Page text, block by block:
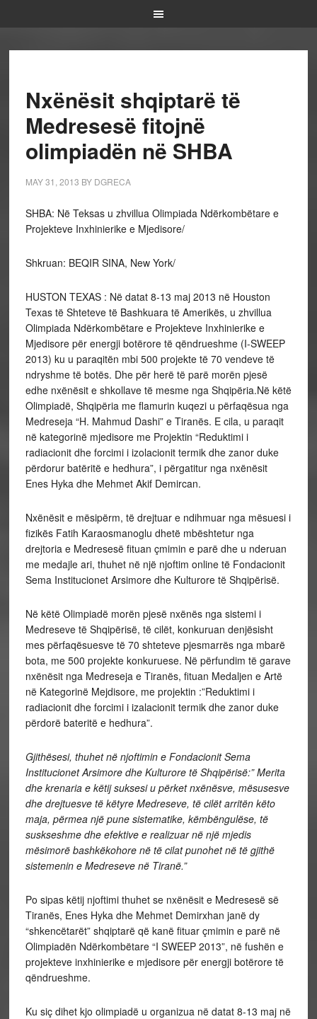
Nxënësit shqiptarë të
Medresesë fitojnë
olimpiadën në SHBA
MAY 31, 2013 BY DGRECA
SHBA: Në Teksas u zhvillua Olimpiada Ndërkombëtare e
Projekteve Inxhinierike e Mjedisore/
Shkruan: BEQIR SINA, New York/
HUSTON TEXAS : Në datat 8-13 maj 2013 në Houston
Texas të Shteteve të Bashkuara të Amerikës, u zhvillua
Olimpiada Ndërkombëtare e Projekteve Inxhinierike e
Mjedisore për energji botërore të qëndrueshme (I-SWEEP
2013) ku u paraqitën mbi 500 projekte të 70 vendeve të
ndryshme të botës. Dhe për herë të parë morën pjesë
edhe nxënësit e shkollave të mesme nga Shqipëria.Në këtë
Olimpiadë, Shqipëria me flamurin kuqezi u përfaqësua nga
Medreseja “H. Mahmud Dashi” e Tiranës. E cila, u paraqit
në kategorinë mjedisore me Projektin “Reduktimi i
radiacionit dhe forcimi i izolacionit termik dhe zanor duke
përdorur batëritë e hedhura”, i përgatitur nga nxënësit
Enes Hyka dhe Mehmet Akif Demircan.
Nxënësit e mësipërm, të drejtuar e ndihmuar nga mësuesi i
fizikës Fatih Karaosmanoglu dhetë mbështetur nga
drejtoria e Medresesë fituan çmimin e parë dhe u nderuan
me medajle ari, thuhet në një njoftim online të Fondacionit
Sema Institucionet Arsimore dhe Kulturore të Shqipërisë.
Në këtë Olimpiadë morën pjesë nxënës nga sistemi i
Medreseve të Shqipërisë, të cilët, konkuruan denjësisht
mes përfaqësuesve të 70 shteteve pjesmarrës nga mbarë
bota, me 500 projekte konkuruese. Në përfundim të garave
nxënësit nga Medreseja e Tiranës, fituan Medaljen e Artë
në Kategorinë Mejdisore, me projektin :”Reduktimi i
radiacionit dhe forcimi i izalacionit termik dhe zanor duke
përdorë bateritë e hedhura”.
Gjithësesi, thuhet në njoftimin e Fondacionit Sema
Institucionet Arsimore dhe Kulturore të Shqipërisë:” Merita
dhe krenaria e këtij suksesi u përket nxënësve, mësusesve
dhe drejtuesve të këtyre Medreseve, të cilët arritën këto
maja, përmea një pune sistematike, këmbëngulëse, të
suskseshme dhe efektive e realizuar në një mjedis
mësimorë bashkëkohore në të cilat punohet në të gjithë
sistemenin e Medreseve në Tiranë.”
Po sipas këtij njoftimi thuhet se nxënësit e Medresesë së
Tiranës, Enes Hyka dhe Mehmet Demirxhan janë dy
“shkencëtarët” shqiptarë që kanë fituar çmimin e parë në
Olimpiadën Ndërkombëtare “I SWEEP 2013”, në fushën e
projekteve inxhinierike e mjedisore për energji botërore të
qëndrueshme.
Ku siç dihet kjo olimpiadë u organizua në datat 8-13 maj në